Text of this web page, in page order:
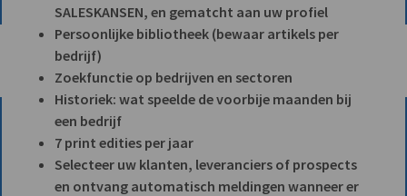
SALESKANSEN, en gematcht aan uw profiel
Persoonlijke bibliotheek (bewaar artikels per
bedrijf)
Zoekfunctie op bedrijven en sectoren
Historiek: wat speelde de voorbije maanden bij
een bedrijf
7 print edities per jaar
Selecteer uw klanten, leveranciers of prospects
en ontvang automatisch meldingen wanneer er